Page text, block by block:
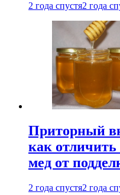
2 года спустя2 года
Приторный
как
мед от
2 года спустя2 года